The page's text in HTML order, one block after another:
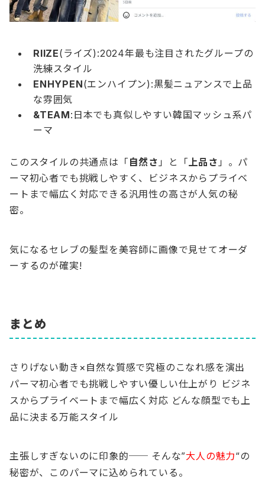
RIIZE(ライズ):2024年最も注目されたグループの
洗練スタイル
ENHYPEN(エンハイプン):黒髪ニュアンスで上品
な雰囲気
&TEAM:日本でも真似しやすい韓国マッシュ系パ
ーマ
このスタイルの共通点は「 自然さ 」と「 上品さ 」。パ
ーマ初心者でも挑戦しやすく、ビジネスからプライベ
ートまで幅広く対応できる汎用性の高さが人気の秘
密。
気になるセレブの髪型を美容師に画像で見せてオーダ
ーするのが確実!
まとめ
さりげない動き×自然な質感で究極のこなれ感を演出
パーマ初心者でも挑戦しやすい優しい仕上がり ビジネ
スからプライベートまで幅広く対応 どんな顔型でも上
品に決まる万能スタイル
主張しすぎないのに印象的── そんな”大人の魅力“の
秘密が、このパーマに込められている。